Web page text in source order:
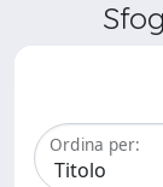
Ordina per: